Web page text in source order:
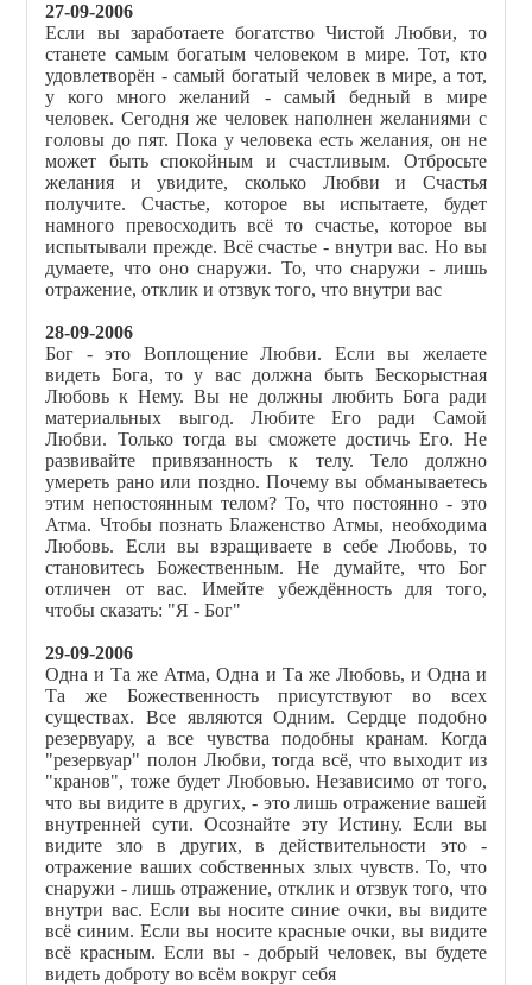
27-09-2006
Если вы заработаете богатство Чистой Любви, то
станете самым богатым человеком в мире. Тот, кто
удовлетворён - самый богатый человек в мире, а тот,
у кого много желаний - самый бедный в мире
человек. Сегодня же человек наполнен желаниями с
головы до пят. Пока у человека есть желания, он не
может быть спокойным и счастливым. Отбросьте
желания и увидите, сколько Любви и Счастья
получите. Счастье, которое вы испытаете, будет
намного превосходить всё то счастье, которое вы
испытывали прежде. Всё счастье - внутри вас. Но вы
думаете, что оно снаружи. То, что снаружи - лишь
отражение, отклик и отзвук того, что внутри вас
28-09-2006
Бог - это Воплощение Любви. Если вы желаете
видеть Бога, то у вас должна быть Бескорыстная
Любовь к Нему. Вы не должны любить Бога ради
материальных выгод. Любите Его ради Самой
Любви. Только тогда вы сможете достичь Его. Не
развивайте привязанность к телу. Тело должно
умереть рано или поздно. Почему вы обманываетесь
этим непостоянным телом? То, что постоянно - это
Атма. Чтобы познать Блаженство Атмы, необходима
Любовь. Если вы взращиваете в себе Любовь, то
становитесь Божественным. Не думайте, что Бог
отличен от вас. Имейте убеждённость для того,
чтобы сказать: "Я - Бог"
29-09-2006
Одна и Та же Атма, Одна и Та же Любовь, и Одна и
Та же Божественность присутствуют во всех
существах. Все являются Одним. Сердце подобно
резервуару, а все чувства подобны кранам. Когда
"резервуар" полон Любви, тогда всё, что выходит из
"кранов", тоже будет Любовью. Независимо от того,
что вы видите в других, - это лишь отражение вашей
внутренней сути. Осознайте эту Истину. Если вы
видите зло в других, в действительности это -
отражение ваших собственных злых чувств. То, что
снаружи - лишь отражение, отклик и отзвук того, что
внутри вас. Если вы носите синие очки, вы видите
всё синим. Если вы носите красные очки, вы видите
всё красным. Если вы - добрый человек, вы будете
видеть доброту во всём вокруг себя